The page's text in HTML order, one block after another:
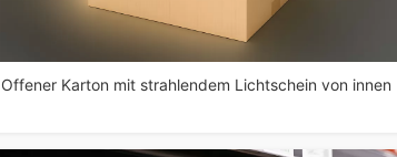
Offener Karton mit strahlendem Lichtschein von innen